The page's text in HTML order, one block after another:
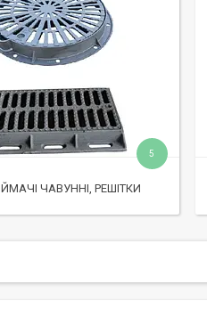
ЧАВУННІ, РЕШІТКИ
5